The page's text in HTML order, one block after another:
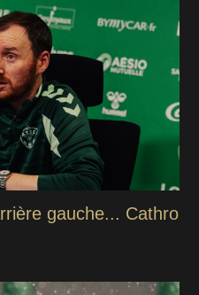
gauche... Cathro